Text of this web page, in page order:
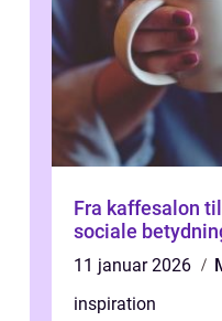
Fra kaffesalon
sociale
11 januar 2026
inspiration